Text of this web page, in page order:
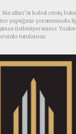
kabul etmiş
yaptığınız yorumunuzla
üstleniyorsunuz.
tutulamaz.